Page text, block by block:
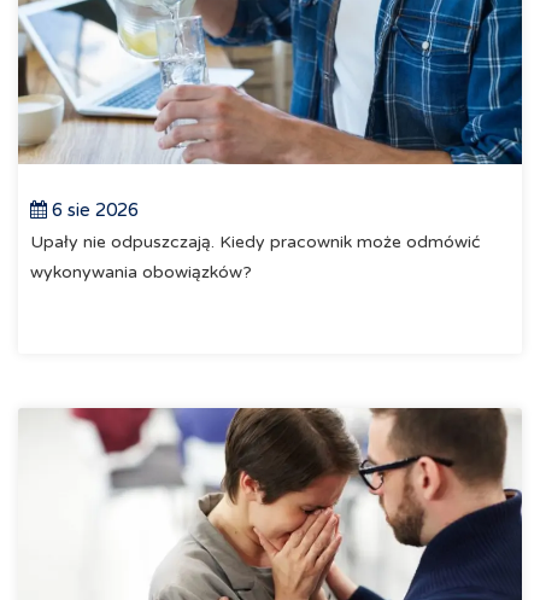
6 sie 2026
Upały nie odpuszczają. Kiedy pracownik może odmówić
wykonywania obowiązków?